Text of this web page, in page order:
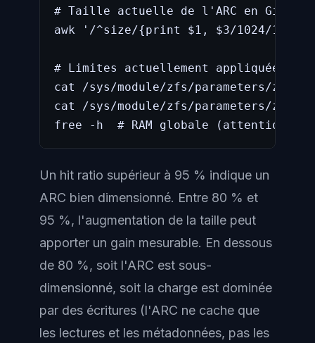
# Taille actuelle de l'ARC en GiB
awk '/^size/{print $1, $3/1024/
# Limites actuellement appliquées
cat /sys/module/zfs/parameters/
cat /sys/module/zfs/parameters/
free -h  # RAM globale (attention :
Un hit ratio supérieur à 95 % indique un
ARC bien dimensionné. Entre 80 % et
95 %, l'augmentation de la taille peut
apporter un gain mesurable. En dessous
de 80 %, soit l'ARC est sous-
dimensionné, soit la charge est dominée
par des écritures (l'ARC ne cache que
les lectures et les métadonnées, pas les